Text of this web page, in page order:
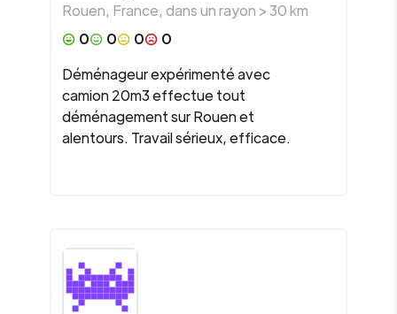
Rouen, France, dans un rayon >30km
0
0 0
0
Déménageur expérimenté avec
camion 20m3 effectue tout
déménagement sur Rouen et
alentours. Travail sérieux, efficace.